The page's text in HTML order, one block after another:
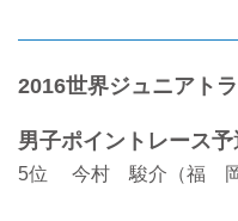
2016世界ジュニアト
男子ポイントレース予
5位 今村 駿介（福 岡